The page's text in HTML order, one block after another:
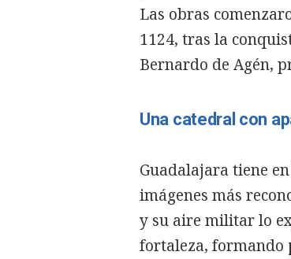
Las obras
1124, tras la
Bernardo de Agén,
Una catedral con
Guadalajara tiene
imágenes más
y su aire militar lo
fortaleza, formando